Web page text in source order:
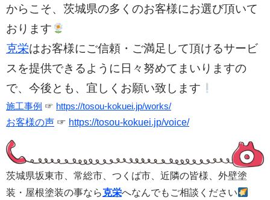
からこそ、茨城県の多くのお客様にお選び頂いて
おります
克栄はお客様にご信頼・ご満足して頂けるサービ
スを提供できるように日々努めてまいりますの
で、今後とも、宜しくお願い致します
施工事例 ☞ https://tosou-kokuei.jp/works/
お客様の声 ☞ https://tosou-kokuei.jp/voice/
茨城県坂東市、常総市、つくば市、 近隣の皆様、外壁塗
装・屋根塗装の事なら克栄へなんでもご相談ください